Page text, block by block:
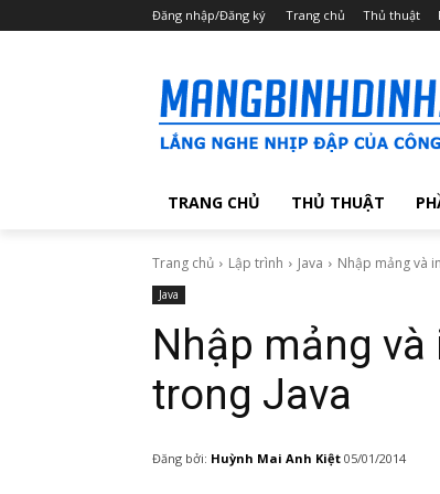
Đăng nhập/Đăng ký Trang chủ Thủ thuật
TRANG CHỦ THỦ THUẬT
Trang chủ Lập trình Java Nhập mảng và
Java
Nhập mảng
trong Java
Đăng bởi: Huỳnh Mai Anh Kiệt 05/01/2014